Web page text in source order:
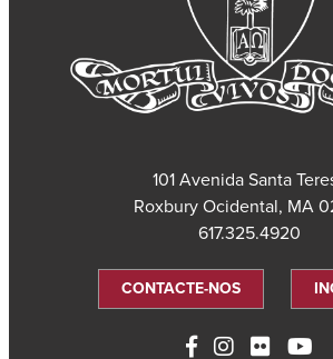
101 Avenida Santa
Roxbury Ocidental, MA
617.325.4920
CONTACTE-NOS